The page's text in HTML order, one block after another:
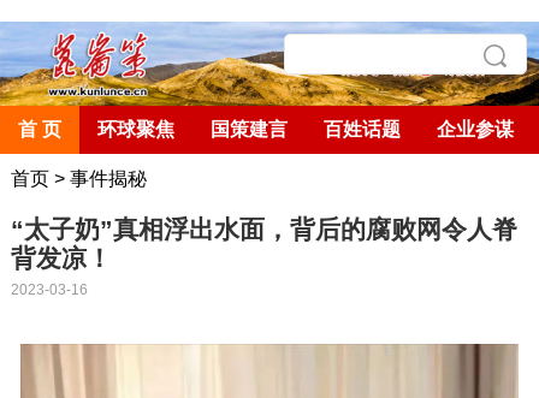
首 页 环球聚焦 国策建言 百姓话题 企业参谋
首页> 事件揭秘
“太子奶”真相浮出水面，背后的腐败网令人脊
背发凉！
2023-03-16